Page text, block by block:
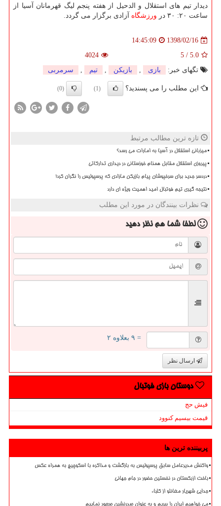
دیدار تیم های استقلال و الدحیل از هفته پنجم لیگ قهرمانان آسیا از
ساعت ۲۰: ۳۰ در
ورزشگاه آزادی برگزار می گردد.
1398/02/16
14:45:09
5.0
/
5
4024
تگهای خبر:
بازی , بازیكن , تیم , سرمربی
این مطلب را می پسندید؟ (1)
(0)
تازه ترین مطالب مرتبط
میزبانی استقلال در آسیا به امارات می رسد؟
پیروزی استقلال مقابل همنام خوزستانی در دیداری تدارکاتی
دردسر جدید برای سرخپوشان پیام بازیکن مازادی که پرسپولیس را نگران کرد!
نتیجه گیری تیم فوتبال امید اهمیت ویژه ای دارد
نظرات بینندگان در مورد این مطلب
لطفا شما همنظر دهید
= ۹ بعلاوه ۲
ارسال نظر
دوستان بازی فوتبال
فیش حج
قیمت بیسیم کنوود
پربیننده ترین ها
واکنش مدیرعامل سابق پرسپولیس به بازگشت و مذاکره با اسکوچیچ به همراه عکس
باخت ازبکستان در نخستین حضور در جام جهانی
جدایی شهریار مغانلو از کلباء
می خواهیم ایران را ببریم و به عنوان صدرنشین صعود نماییم